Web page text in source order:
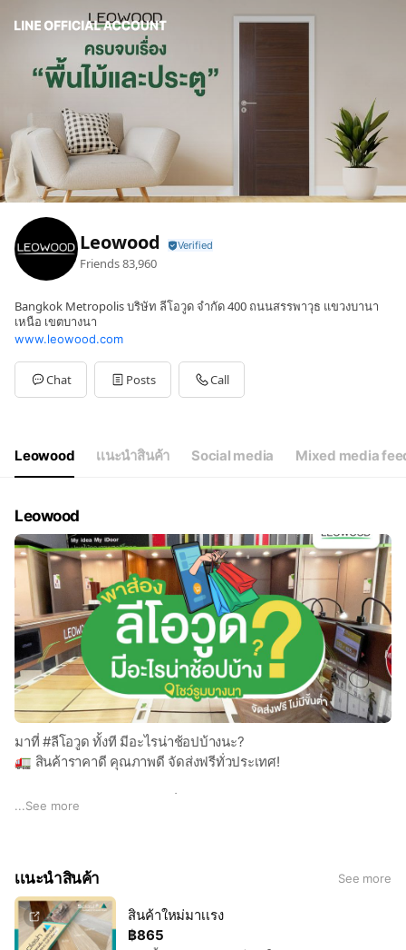
Leowood
Friends83,960
Bangkok Metropolis บริษัท ลีโอวูด จำกัด 400 ถนนสรรพาวุธ แขวงบานา
เหนือ เขตบางนา
www.leowood.com
Chat Posts Call
Leowood เเนะนำสินค้า Social media Mixed media
Leowood
มาที่ #ลีโอวูด ทั้งที มีอะไรน่าช้อปบ้างนะ?
🚛 สินค้าราคาดี คุณภาพดี จัดส่งฟรีทั่วประเทศ!
🔸 ประตูและอุปกรณ์เสริม เริ่มเพียง 1,590.-
🔸 พื้นกระเบื้องยางแบบมีกาวในตัว 2 มม. เริ่มต้น 259.-/ตร.ม.
🔹 พื้นไม้เอ็นจิเนียร์กันปลวก เริ่มต้น 1,390.-/ตร.ม.
🔸 อุปกรณ์เสริม บัว,ตัวจบ,โฟมรองพื้น
...See more
เเนะนำสินค้า See more
฿865
สินค้าใหม่มาเเรง